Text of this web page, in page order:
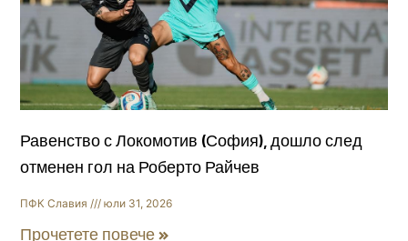
Равенство с Локомотив (София), дошло след
отменен гол на Роберто Райчев
ПФК Славия юли 31, 2026
Прочетете повече »